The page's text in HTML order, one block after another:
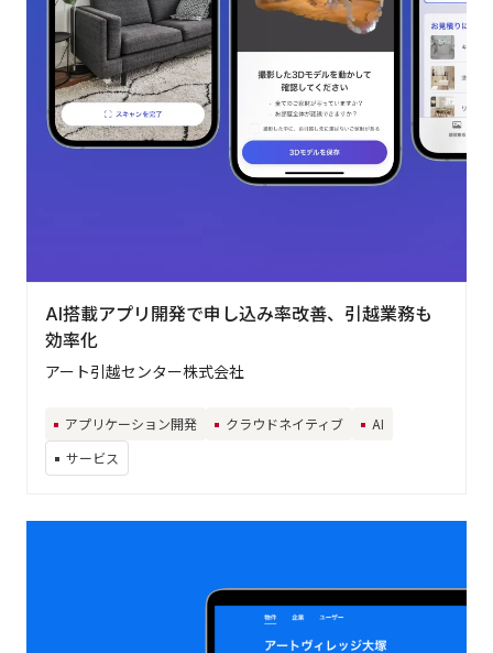
AI搭載アプリ開発で申し込み率改善、引越業務も
効率化
アート引越センター株式会社
アプリケーション開発 クラウドネイティブ AI
サービス